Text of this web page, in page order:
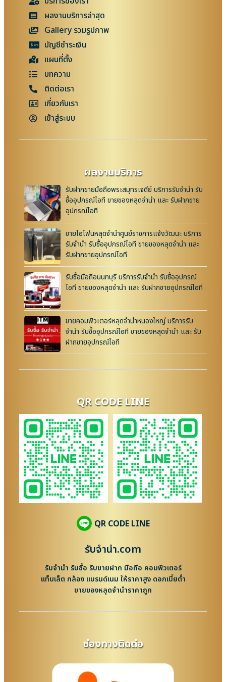
ผลงานบริการล่าสุด
Gallery รวมรูปภาพ
บัญชีชำระเงิน
แผนที่ตั้ง
บทความ
ติดต่อเรา
เกี่ยวกับเรา
เข้าสู่ระบบ
ผลงานบริการ
รับฝากขายมือถือพระสมุทรเจดีย์ บริการรับจำนำ รับ
ซื้ออุปกรณ์ไอที ขายของหลุดจำนำ และ รับฝากขาย
อุปกรณ์ไอที
ขายไอโฟนหลุดจำนำศูนย์ราชการแจ้งวัฒนะ บริการ
รับจำนำ รับซื้ออุปกรณ์ไอที ขายของหลุดจำนำ และ
รับฝากขายอุปกรณ์ไอที
รับซื้อมือถือนนทบุรี บริการรับจำนำ รับซื้ออุปกรณ์
ไอที ขายของหลุดจำนำ และ รับฝากขายอุปกรณ์ไอที
ขายคอมพิวเตอร์หลุดจำนำหนองใหญ่ บริการรับ
จำนำ รับซื้ออุปกรณ์ไอที ขายของหลุดจำนำ และ รับ
ฝากขายอุปกรณ์ไอที
QR CODE LINE
QR CODE LINE
รับจํานํา.com
รับจำนำ รับซื้อ รับขายฝาก มือถือ คอมพิวเตอร์
แท็บเล็ต กล้อง แบรนด์เนม ให้ราคาสูง ดอกเบี้ยต่ำ
ขายของหลุดจำนำราคาถูก
ช่องทางติดต่อ